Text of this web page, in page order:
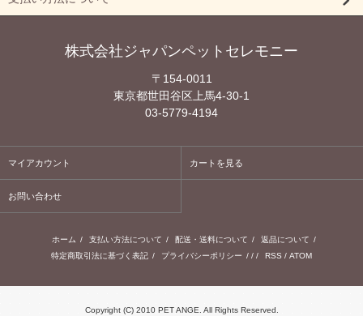
株式会社ジャパンペットセレモニー
〒154-0011
東京都世田谷区上馬4-30-1
03-5779-4194
マイアカウント カートを見る
お問い合わせ
ホーム / 支払い方法について / 配送・送料について / 返品について /
特定商取引法に基づく表記 / プライバシーポリシー / / / RSS / ATOM
Copyright (C) 2010 PET ANGE. All Rights Reserved.